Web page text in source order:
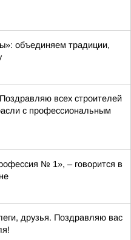
объединяем традиции,
всех строителей
с профессиональным
№ 1», – говорится в
друзья. Поздравляю вас